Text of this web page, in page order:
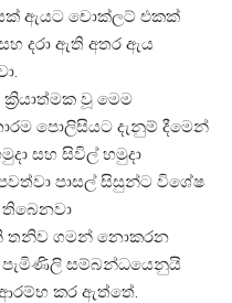
ඇයට චොක්ලට් එකක්
දරා ඇති අතර ඇය
වූ මෙම
පොලිසියට දැනුම් දීමෙන්
සහ සිවිල් හමුදා
පාසල් සිසුන්ට විශේෂ
තනිව ගමන් නොකරන
පැමිණිලි සම්බන්ධයෙනුයි
කර ඇත්තේ.